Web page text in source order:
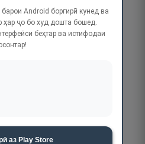
Android боргирӣ кунед ва
ҳар ҷо бо худ дошта бошед.
беҳтар ва истифодаи
аз Play Store